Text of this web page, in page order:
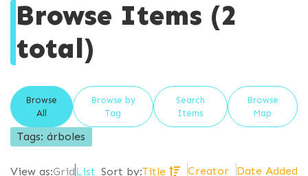
Browse Items (2
total)
Browse
All
Browse by
Tag
Search
Items
Browse
Map
Tags: árboles
View as:GridList Sort by:Title Creator Date Added